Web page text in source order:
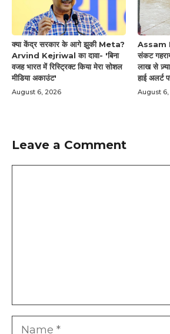
क्या केंद्र सरकार के आगे झुकी Meta?
Arvind Kejriwal का दावा- 'बिना
वजह भारत में रिस्ट्रिक्ट किया मेरा सोशल
मीडिया अकाउंट'
August 6, 2026
Assam
संकट
लाख से
हाई अलर्ट
August
Leave a Comment
Name